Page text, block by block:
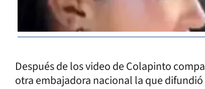
Después de los video de Colapinto
otra embajadora nacional la que